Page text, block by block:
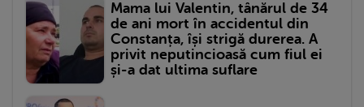
Mama lui Valentin, tânărul de 34
de ani mort în accidentul din
Constanța, își strigă durerea. A
privit neputincioasă cum fiul ei
și-a dat ultima suflare